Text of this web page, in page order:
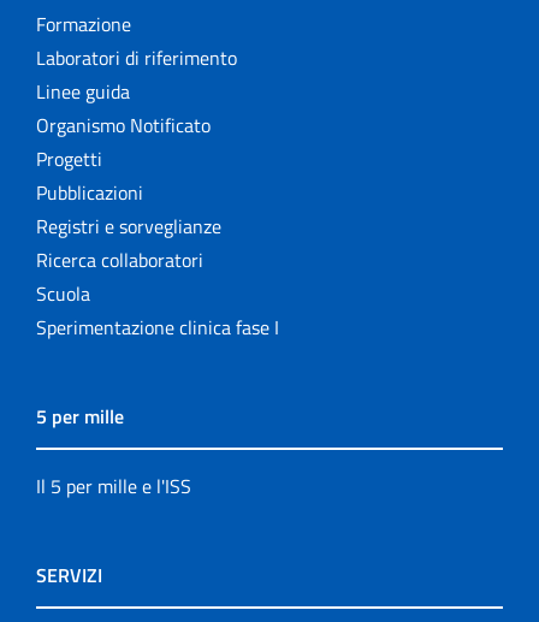
Formazione
Laboratori di riferimento
Linee guida
Organismo Notificato
Progetti
Pubblicazioni
Registri e sorveglianze
Ricerca collaboratori
Scuola
Sperimentazione clinica fase I
5 per mille
Il 5 per mille e l'ISS
SERVIZI